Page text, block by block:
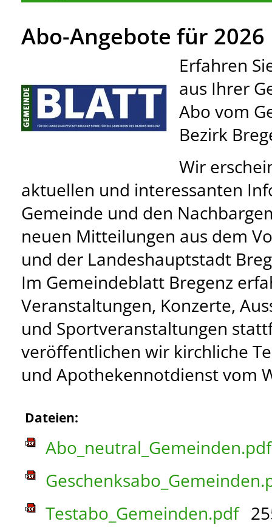
Abo-Angebote für 2026
Erfahren
aus Ihrer
Abo vom
Bezirk
Wir
aktuellen und interessanten
Gemeinde und den
neuen Mitteilungen aus dem
und der Landeshauptstadt
Im Gemeindeblatt Bregenz
Veranstaltungen, Konzerte,
und Sportveranstaltungen
veröffentlichen wir kirchliche
und Apothekennotdienst vom
Dateien:
Abo_neutral_Gemeinden.pdf
Testabo_Gemeinden.pdf